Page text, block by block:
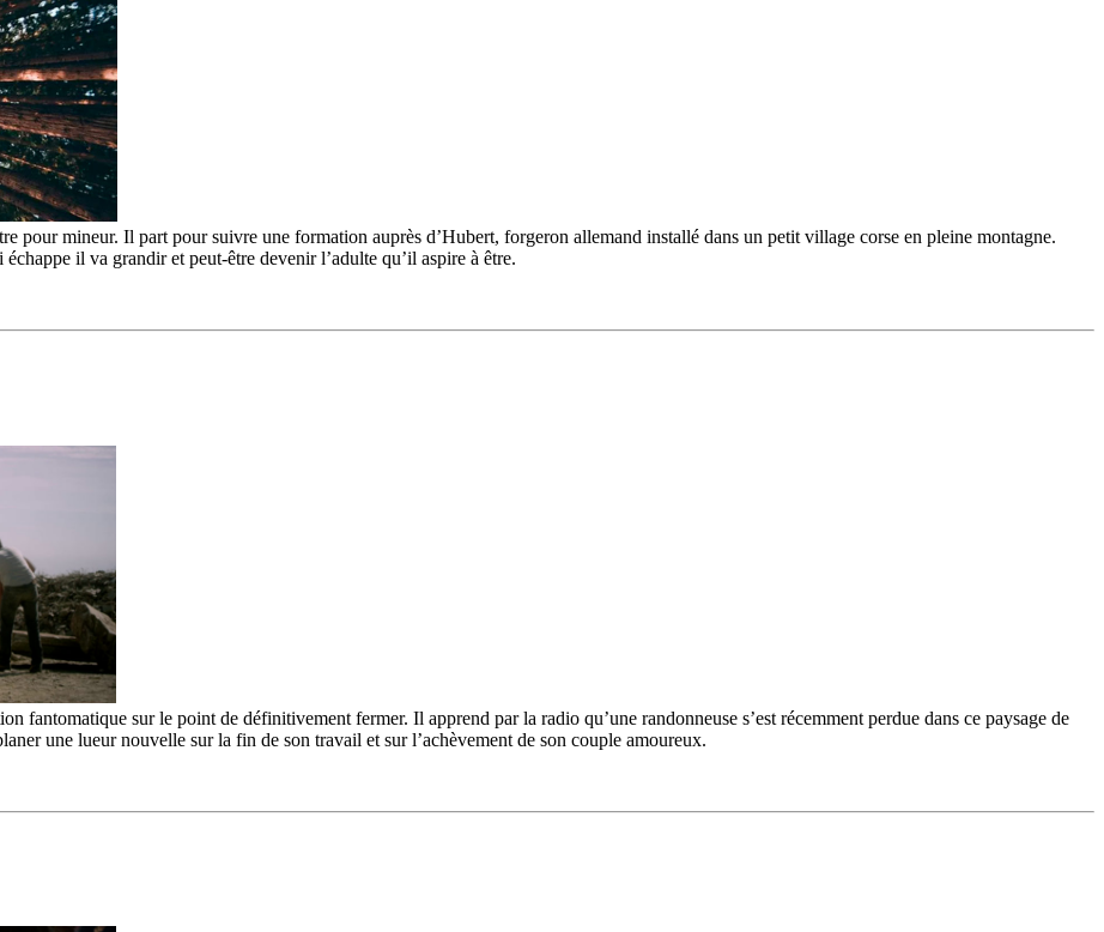
pour mineur. Il part pour suivre une formation auprès d’Hubert, forgeron allemand installé dans un petit village corse en pleine montagne.
il va grandir et peut-être devenir l’adulte qu’il aspire à être.
fantomatique sur le point de définitivement fermer. Il apprend par la radio qu’une randonneuse s’est récemment perdue dans ce paysage de
une lueur nouvelle sur la fin de son travail et sur l’achèvement de son couple amoureux.